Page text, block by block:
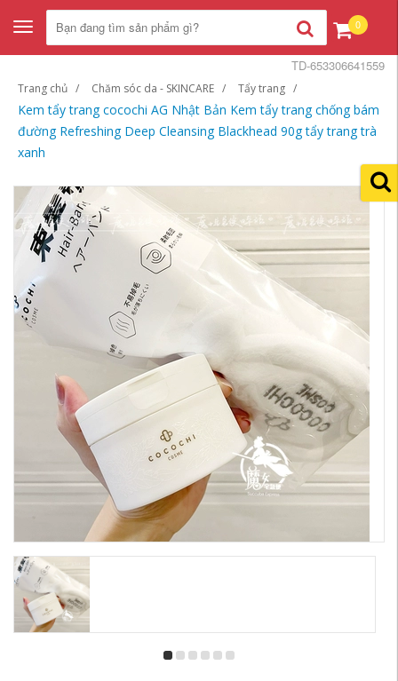
Toggle
navigation
0
Trang chủ Chăm sóc da - SKINCARE Tẩy trang
Kem tẩy trang cocochi AG Nhật Bản Kem tẩy trang chống bám
đường Refreshing Deep Cleansing Blackhead 90g tẩy trang trà
xanh
TD-653306641559